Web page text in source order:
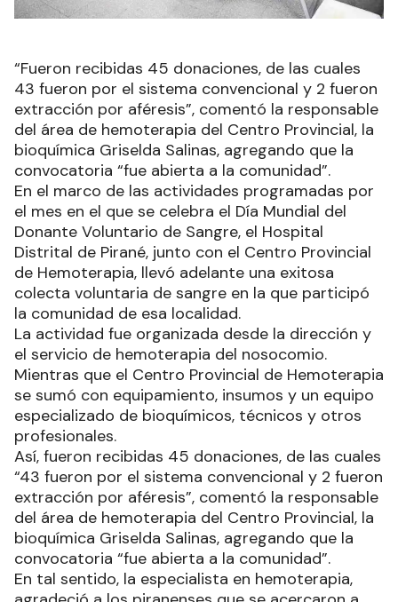
“Fueron recibidas 45 donaciones, de las cuales
43 fueron por el sistema convencional y 2 fueron
extracción por aféresis”, comentó la responsable
del área de hemoterapia del Centro Provincial, la
bioquímica Griselda Salinas, agregando que la
convocatoria “fue abierta a la comunidad”.
En el marco de las actividades programadas por
el mes en el que se celebra el Día Mundial del
Donante Voluntario de Sangre, el Hospital
Distrital de Pirané, junto con el Centro Provincial
de Hemoterapia, llevó adelante una exitosa
colecta voluntaria de sangre en la que participó
la comunidad de esa localidad.
La actividad fue organizada desde la dirección y
el servicio de hemoterapia del nosocomio.
Mientras que el Centro Provincial de Hemoterapia
se sumó con equipamiento, insumos y un equipo
especializado de bioquímicos, técnicos y otros
profesionales.
Así, fueron recibidas 45 donaciones, de las cuales
“43 fueron por el sistema convencional y 2 fueron
extracción por aféresis”, comentó la responsable
del área de hemoterapia del Centro Provincial, la
bioquímica Griselda Salinas, agregando que la
convocatoria “fue abierta a la comunidad”.
En tal sentido, la especialista en hemoterapia,